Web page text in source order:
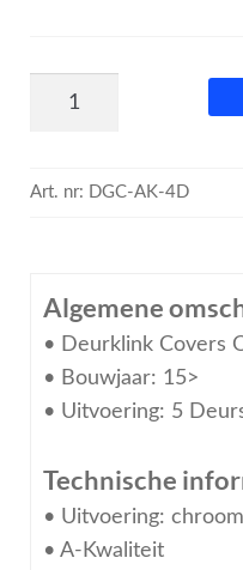
Art. nr: DGC-AK-4D
Algemene
• Deurklink Covers
• Bouwjaar: 15>
• Uitvoering: 5
Technische
• Uitvoering:
• A-Kwaliteit